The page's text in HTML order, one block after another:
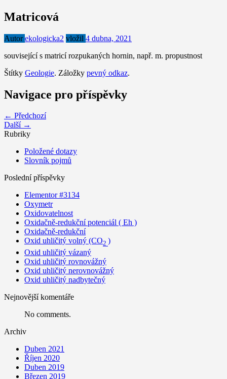
Matricová
Autorekologicka2 vložil 4 dubna, 2021
související s matricí rozpukaných hornin, např. m. propustnost
Štítky Geologie. Záložky pevný odkaz.
Navigace pro příspěvky
← Předchozí
Další →
Rubriky
Položené dotazy
Slovník pojmů
Poslední příspěvky
Elementor #3134
Oxymetr
Oxidovatelnost
Oxidačně-redukční potenciál ( Eh )
Oxidačně-redukční
Oxid uhličitý volný (CO2 )
Oxid uhličitý vázaný
Oxid uhličitý rovnovážný
Oxid uhličitý nerovnovážný
Oxid uhličitý nadbytečný
Nejnovější komentáře
No comments.
Archiv
Duben 2021
Říjen 2020
Duben 2019
Březen 2019